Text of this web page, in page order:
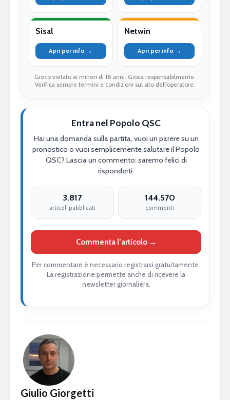
Sisal
Apri per info →
Netwin
Apri per info →
Gioco vietato ai minori di 18 anni. Gioca responsabilmente.
Verifica sempre termini e condizioni sul sito dell’operatore.
Entra nel Popolo QSC
Hai una domanda sulla partita, vuoi un parere su un
pronostico o vuoi semplicemente salutare il Popolo
QSC? Lascia un commento: saremo felici di
risponderti.
3.817
articoli pubblicati
144.570
commenti
Commenta l’articolo →
Per commentare è necessario registrarsi gratuitamente.
La registrazione permette anche di ricevere la
newsletter giornaliera.
Giulio Giorgetti